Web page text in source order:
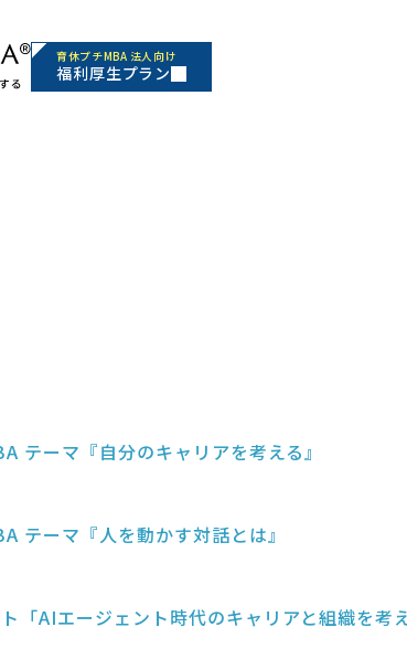
育休プチMBA 法人向け
福利厚生プラン
テーマ『自分のキャリアを考える』
テーマ『人を動かす対話とは』
「AIエージェント時代のキャリアと組織を考